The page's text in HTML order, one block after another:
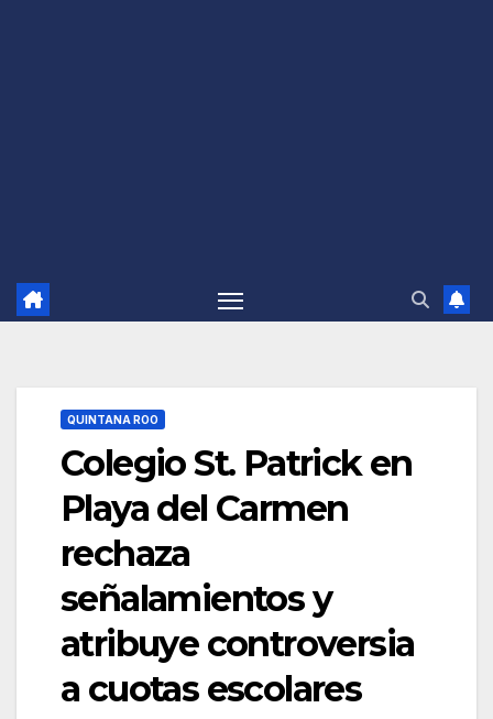
QUINTANA ROO
Colegio St. Patrick en
Playa del Carmen
rechaza
señalamientos y
atribuye controversia
a cuotas escolares